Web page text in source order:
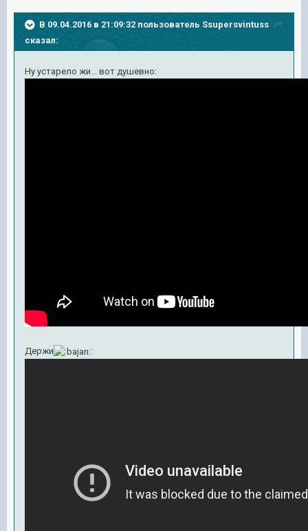
В 09.04.2016 в 21:09:32 пользователь Ssupersvintuss
сказал:
Ну устарело жи... вот душевно:
Держи :